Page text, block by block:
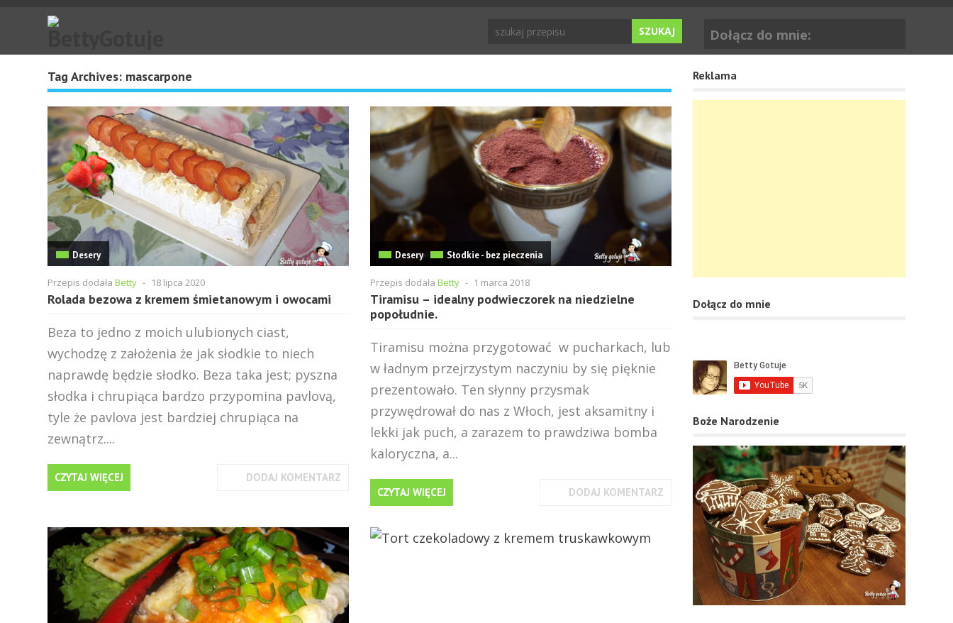
Dołącz do mnie:
Tag Archives: mascarpone
Desery
Przepis dodała Betty - 18 lipca 2020
Rolada bezowa z kremem śmietanowym i owocami
Beza to jedno z moich ulubionych ciast,
wychodzę z założenia że jak słodkie to niech
naprawdę będzie słodko. Beza taka jest; pyszna
słodka i chrupiąca bardzo przypomina pavlovą,
tyle że pavlova jest bardziej chrupiąca na
zewnątrz....
CZYTAJ WIĘCEJ DODAJ KOMENTARZ
Desery Słodkie - bez pieczenia
Przepis dodała Betty - 1 marca 2018
Tiramisu – idealny podwieczorek na niedzielne
popołudnie.
Tiramisu można przygotować w pucharkach, lub
w ładnym przejrzystym naczyniu by się pięknie
prezentowało. Ten słynny przysmak
przywędrował do nas z Włoch, jest aksamitny i
lekki jak puch, a zarazem to prawdziwa bomba
kaloryczna, a...
CZYTAJ WIĘCEJ DODAJ KOMENTARZ
Reklama
Dołącz do mnie
Boże Narodzenie